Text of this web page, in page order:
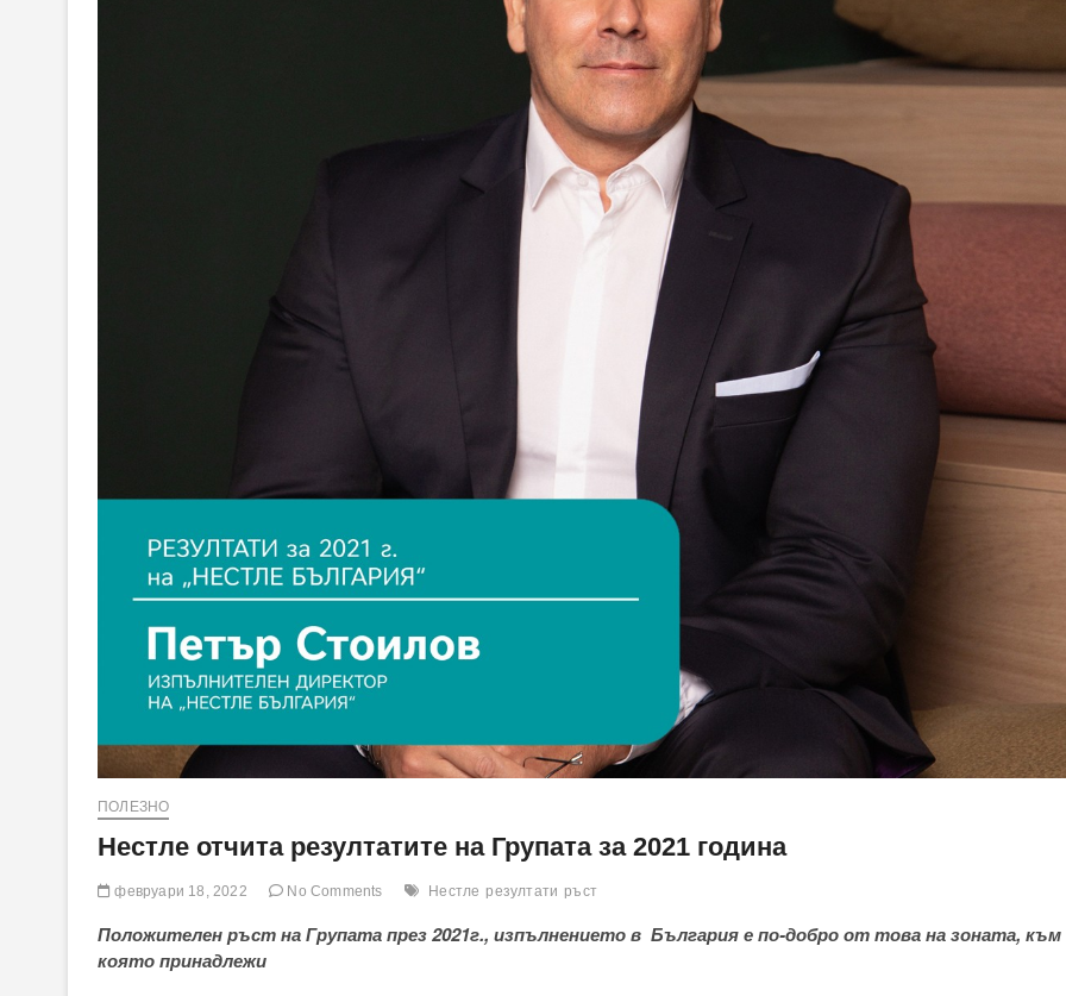
ПОЛЕЗНО
Нестле отчита резултатите на Групата за 2021 година
февруари 18, 2022 No Comments Нестле резултати ръст
Положителен ръст на Групата през 2021г., изпълнението в България е по-добро от това на зоната, към
която принадлежи